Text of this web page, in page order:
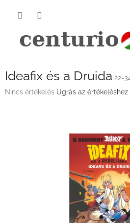
Ideafix és a Druida 22-
A
Nincs értékelés Ugrás az értékeléshez